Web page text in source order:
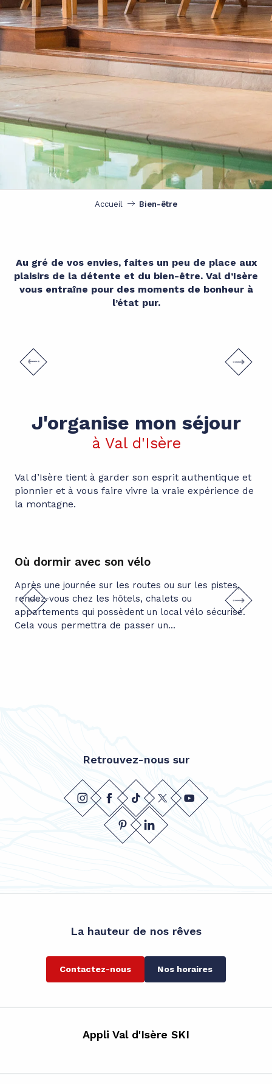
Accueil Bien-être
Au gré de vos envies, faites un peu de place aux
plaisirs de la détente et du bien-être. Val d’Isère
vous entraîne pour des moments de bonheur à
l’état pur.
J'organise mon séjour
à Val d'Isère
Val d’Isère tient à garder son esprit authentique et
pionnier et à vous faire vivre la vraie expérience de
la montagne.
Où dormir avec son vélo
Après une journée sur les routes ou sur les pistes,
rendez-vous chez les hôtels, chalets ou
appartements qui possèdent un local vélo sécurisé.
Cela vous permettra de passer un...
Retrouvez-nous sur
La hauteur de nos rêves
Contactez-nous Nos horaires
Appli Val d'Isère SKI